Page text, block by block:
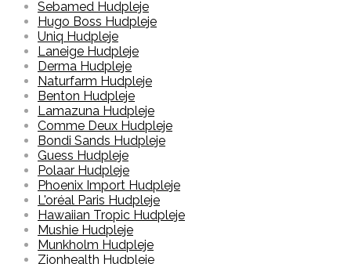
Sebamed Hudpleje
Hugo Boss Hudpleje
Uniq Hudpleje
Laneige Hudpleje
Derma Hudpleje
Naturfarm Hudpleje
Benton Hudpleje
Lamazuna Hudpleje
Comme Deux Hudpleje
Bondi Sands Hudpleje
Guess Hudpleje
Polaar Hudpleje
Phoenix Import Hudpleje
L'oréal Paris Hudpleje
Hawaiian Tropic Hudpleje
Mushie Hudpleje
Munkholm Hudpleje
Zionhealth Hudpleje